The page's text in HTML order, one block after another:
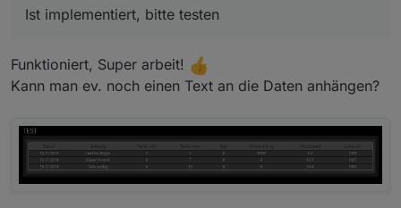
Ist implementiert, bitte testen
Funktioniert, Super arbeit!
Kann man ev. noch einen Text an die Daten anhängen?